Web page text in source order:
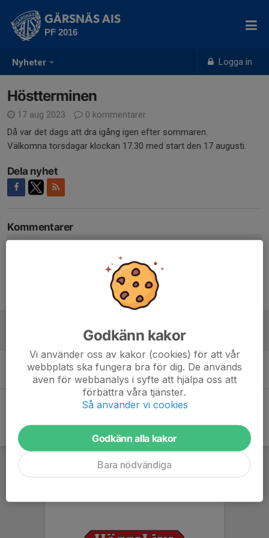
Nyheter Logga in
GÄRSNÄS AIS
PF 2016
Höstterminen
17 aug 2023
0 kommentarer
Då var det dags att dra igång igen efter sommaren.
Välkomna torsdagar klockan 17.30 med start den 17 augusti.
Dela nyhet
Kommentarer
17 aug 2023 0
Nu kör vi igång!
18 aug 2022 0
Godkänn kakor
Vi använder oss av kakor (cookies) för att vår
webbplats ska fungera bra för dig. De används
även för webbanalys i syfte att hjälpa oss att
förbättra våra tjänster.
Så använder vi cookies
Godkänn alla kakor
Bara nödvändiga